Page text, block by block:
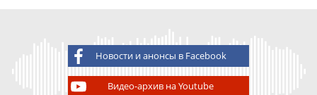
Новости и анонсы в Facebook
Видео-архив на Youtube